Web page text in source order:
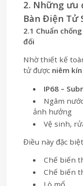
2. Những ưu
Bàn Điện Tử
2.1 Chuẩn
đối
Nhờ thiết kế
tử được niêm
IP68 –
Ngâm
ảnh hưởng
Vệ sinh,
Điều này đặc
Chế biến
Chế biến
Lò mổ